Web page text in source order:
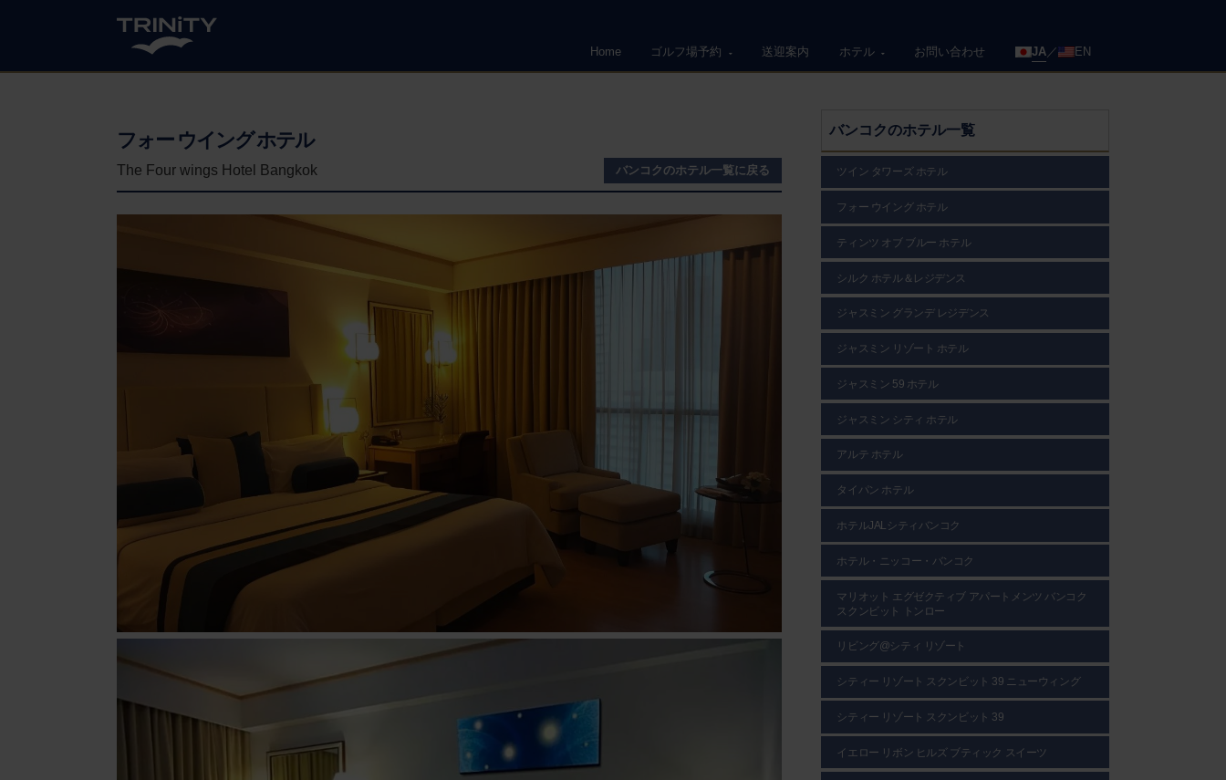
Home ゴルフ場予約 送迎案内 ホテル お問い合わせ JA EN
フォー ウイング ホテル
The Four wings Hotel Bangkok バンコク のホテル一覧に戻る
バンコクのホテル一覧
ツイン タワーズ ホテル
フォー ウイング ホテル
ティンツ オブ ブルー ホテル
シルク ホテル＆レジデンス
ジャスミン グランデ レジデンス
ジャスミン リゾート ホテル
ジャスミン 59 ホテル
ジャスミン シティ ホテル
アルテ ホテル
タイパン ホテル
ホテルJALシティバンコク
ホテル・ニッコー・バンコク
マリオット エグゼクティブ アパートメンツ バンコク
スクンビット トンロー
リビング@シティ リゾート
シティー リゾート スクンビット 39 ニューウィング
シティー リゾート スクンビット 39
イエロー リボン ヒルズ ブティック スイーツ